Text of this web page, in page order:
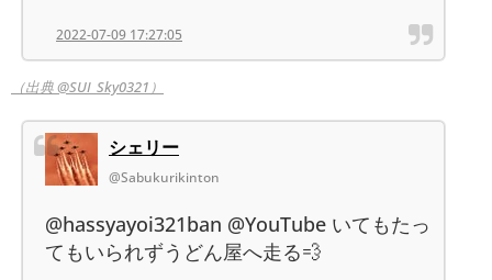
2022-07-09 17:27:05
（出典 @SUI_Sky0321）
シェリー
@Sabukurikinton
@hassyayoi321ban @YouTube いてもたっ
てもいられずうどん屋へ走る💨